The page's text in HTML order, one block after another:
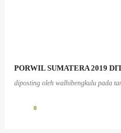
PORWIL SUMATERA 2019
diposting oleh walhibengkulu pada
0